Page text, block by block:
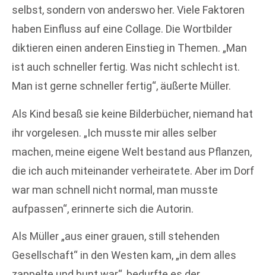
selbst, sondern von anderswo her. Viele Faktoren
haben Einfluss auf eine Collage. Die Wortbilder
diktieren einen anderen Einstieg in Themen. „Man
ist auch schneller fertig. Was nicht schlecht ist.
Man ist gerne schneller fertig“, äußerte Müller.
Als Kind besaß sie keine Bilderbücher, niemand hat
ihr vorgelesen. „Ich musste mir alles selber
machen, meine eigene Welt bestand aus Pflanzen,
die ich auch miteinander verheiratete. Aber im Dorf
war man schnell nicht normal, man musste
aufpassen“, erinnerte sich die Autorin.
Als Müller „aus einer grauen, still stehenden
Gesellschaft“ in den Westen kam, „in dem alles